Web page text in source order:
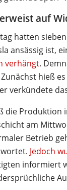
auf
hatten
ansässig ist,
verhängt.
hieß
verkündete
die Produktion
am
Betrieb
Jedoch
informiert